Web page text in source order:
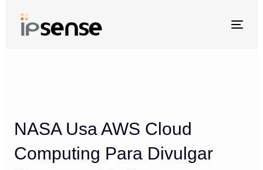
primary
NASA Usa AWS Cloud
Computing Para Divulgar